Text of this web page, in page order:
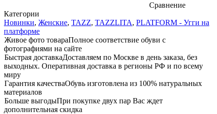
Сравнение
Категории
Новинки, Женские, TAZZ, TAZZLITA, PLATFORM - Угги на
платформе
Живое фото товараПолное соответствие обуви с
фотографиями на сайте
Быстрая доставкаДоставляем по Москве в день заказа, без
выходных. Оперативная доставка в регионы РФ и по всему
миру
Гарантия качестваОбувь изготовлена из 100% натуральных
материалов
Больше выгодыПри покупке двух пар Вас ждет
дополнительная скидка